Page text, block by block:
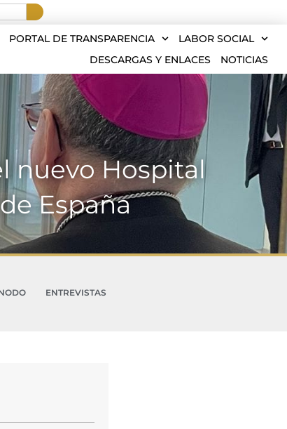
PORTAL DE TRANSPARENCIA
LABOR SOCIAL
DESCARGAS Y ENLACES
NOTICIAS
nuevo Hospital
España
ENTREVISTAS